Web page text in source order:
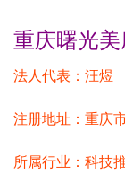
重庆曙光
法人代表： 汪煜
注册地址： 重庆
所属行业： 科技